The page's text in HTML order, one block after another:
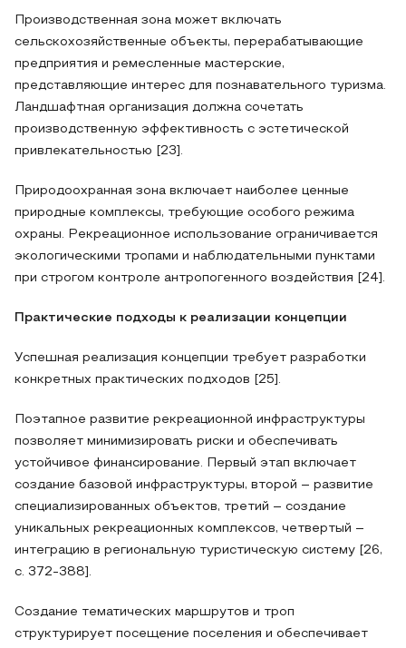
Производственная зона может включать
сельскохозяйственные объекты, перерабатывающие
предприятия и ремесленные мастерские,
представляющие интерес для познавательного туризма.
Ландшафтная организация должна сочетать
производственную эффективность с эстетической
привлекательностью [23].
Природоохранная зона включает наиболее ценные
природные комплексы, требующие особого режима
охраны. Рекреационное использование ограничивается
экологическими тропами и наблюдательными пунктами
при строгом контроле антропогенного воздействия [24].
Практические подходы к реализации концепции
Успешная реализация концепции требует разработки
конкретных практических подходов [25].
Поэтапное развитие рекреационной инфраструктуры
позволяет минимизировать риски и обеспечивать
устойчивое финансирование. Первый этап включает
создание базовой инфраструктуры, второй – развитие
специализированных объектов, третий – создание
уникальных рекреационных комплексов, четвертый –
интеграцию в региональную туристическую систему [26,
с. 372-388].
Создание тематических маршрутов и троп
структурирует посещение поселения и обеспечивает